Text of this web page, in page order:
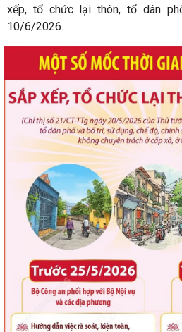
xếp, tổ chức lại thôn, tổ dân
10/6/2026.